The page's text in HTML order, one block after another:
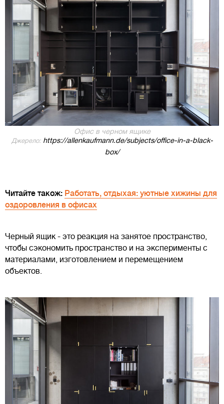
Офис в черном ящике
Джерело:https://allenkaufmann.de/subjects/office-in-a-black-
box/
Читайте також: Работать, отдыхая: уютные хижины для
оздоровления в офисах
Черный ящик - это реакция на занятое пространство,
чтобы сэкономить пространство и на эксперименты с
материалами, изготовлением и перемещением
объектов.